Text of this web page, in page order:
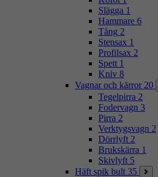
Slägga 1
Hammare 6
Tång 2
Stensax 1
Profilsax 2
Spett 1
Kniv 8
Vagnar och kärror 20
Tegelpirra 2
Fodervagn 3
Pirra 2
Verktygsvagn 2
Dörrlyft 2
Brukskärra 1
Skivlyft 5
Häft spik bult 35